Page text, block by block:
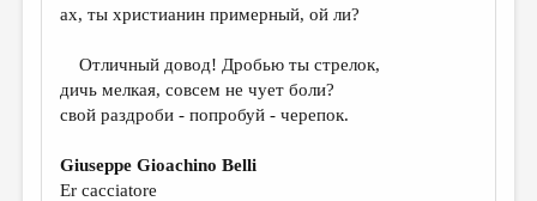
КОНКУРСЫ
ДЕТСКАЯ КОМНАТА
КНИЖНАЯ ПОЛКА
СТРАНИЦЫ ПАМЯТИ
ах, ты христианин примерный, ой ли?
Отличный довод! Дробью ты стрелок,
дичь мелкая, совсем не чует боли?
свой раздроби - попробуй - черепок.
Giuseppe Gioachino Belli
Er cacciatore